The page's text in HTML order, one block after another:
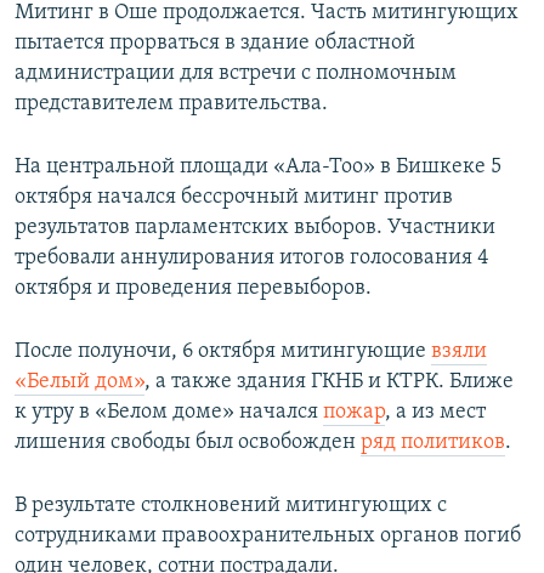
Митинг в Оше продолжается. Часть митингующих
пытается прорваться в здание областной
администрации для встречи с полномочным
представителем правительства.
На центральной площади «Ала-Тоо» в Бишкеке 5
октября начался бессрочный митинг против
результатов парламентских выборов. Участники
требовали аннулирования итогов голосования 4
октября и проведения перевыборов.
После полуночи, 6 октября митингующие взяли
«Белый дом», а также здания ГКНБ и КТРК. Ближе
к утру в «Белом доме» начался пожар, а из мест
лишения свободы был освобожден ряд политиков.
В результате столкновений митингующих с
сотрудниками правоохранительных органов погиб
один человек, сотни пострадали.